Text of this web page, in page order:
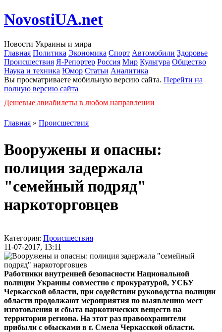
NovostiUA.net
Новости Украины и мира
Главная Политика Экономика Спорт Автомобили Здоровье
Происшествия Я-Репортер Россия Мир Культура Общество
Наука и техника Юмор Статьи Аналитика
Вы просматриваете мобильную версию сайта. Перейти на
полную версию сайта
Дешевые авиабилеты в любом направлении
Главная » Происшествия
Вооружены и опасны:
полиция задержала
"семейный подряд"
наркоторговцев
Категория: Происшествия
11-07-2017, 13:11
Работники внутренней безопасности Национальной
полиции Украины совместно с прокуратурой, УСБУ
Черкасской области, при содействии руководства полиции
области продолжают мероприятия по выявлению мест
изготовления и сбыта наркотических веществ на
территории региона. На этот раз правоохранители
прибыли с обысками в г. Смела Черкасской области.